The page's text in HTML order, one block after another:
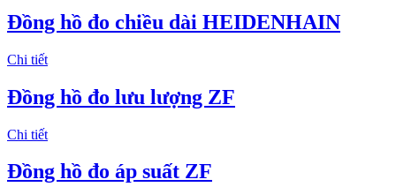
Đồng hồ đo chiều dài HEIDENHAIN
Chi tiết
Đồng hồ đo lưu lượng ZF
Chi tiết
Đồng hồ đo áp suất ZF